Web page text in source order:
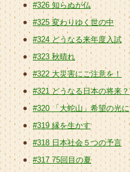
#326 知らぬが仏
#325 変わりゆく世の中
#324 どうなる来年度入試
#323 秋晴れ
#322 大災害にご注意を！
#321 どうなる日本の将来？
#320 「大蛇山」希望の光に
#319 縁を生かす
#318 日本社会５つの予言
#317 75回目の夏